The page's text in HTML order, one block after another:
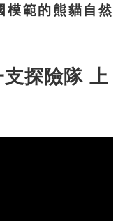
模範的熊貓自然
探險隊 上